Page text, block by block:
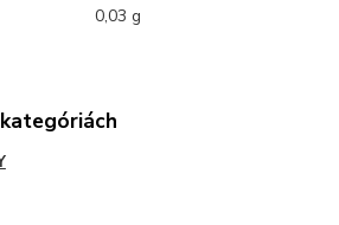
0,03 g